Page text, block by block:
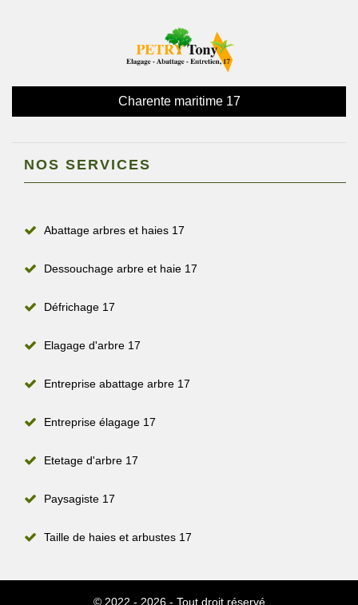
Charente maritime 17
NOS SERVICES
Abattage arbres et haies 17
Dessouchage arbre et haie 17
Défrichage 17
Elagage d'arbre 17
Entreprise abattage arbre 17
Entreprise élagage 17
Etetage d'arbre 17
Paysagiste 17
Taille de haies et arbustes 17
© 2022 - 2026 - Tout droit réservé